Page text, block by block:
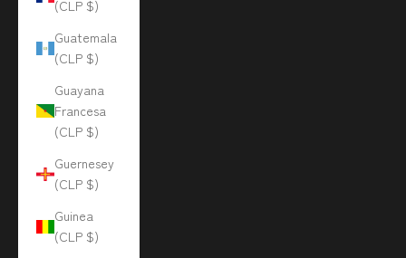
(CLP $)
Guatemala
(CLP $)
Guayana
Francesa
(CLP $)
Guernesey
(CLP $)
Guinea
(CLP $)